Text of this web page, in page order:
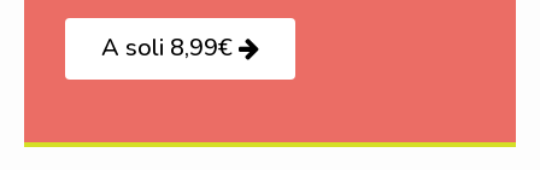
A soli 8,99€